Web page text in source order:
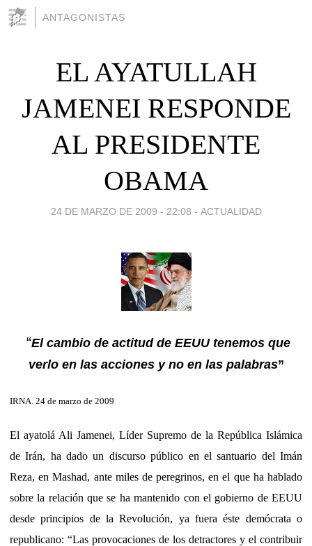
ANTAGONISTAS
EL AYATULLAH
JAMENEI RESPONDE
AL PRESIDENTE
OBAMA
24 DE MARZO DE 2009 - 22:08 - ACTUALIDAD
“El cambio de actitud de EEUU tenemos que
verlo en las acciones y no en las palabras”
IRNA. 24 de marzo de 2009
El ayatolá Ali Jamenei, Líder Supremo de la República Islámica
de Irán, ha dado un discurso público en el santuario del Imán
Reza, en Mashad, ante miles de peregrinos, en el que ha hablado
sobre la relación que se ha mantenido con el gobierno de EEUU
desde principios de la Revolución, ya fuera éste demócrata o
republicano: “Las provocaciones de los detractores y el contribuir